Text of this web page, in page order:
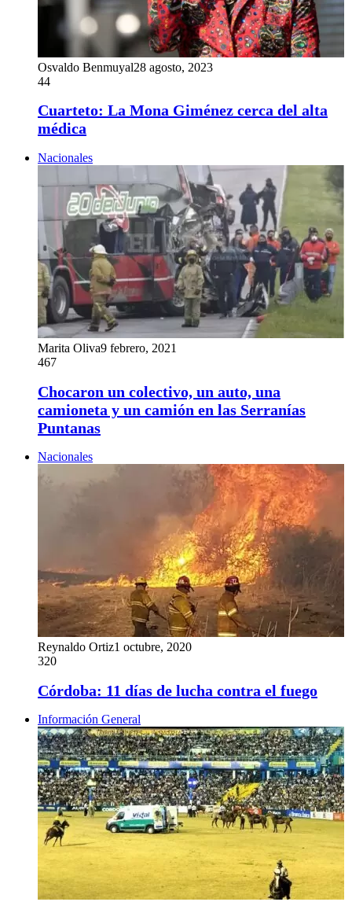
Osvaldo Benmuyal28 agosto, 2023
44
Cuarteto: La Mona Giménez cerca del alta
médica
Nacionales
Marita Oliva9 febrero, 2021
467
Chocaron un colectivo, un auto, una
camioneta y un camión en las Serranías
Puntanas
Nacionales
Reynaldo Ortiz1 octubre, 2020
320
Córdoba: 11 días de lucha contra el fuego
Información General